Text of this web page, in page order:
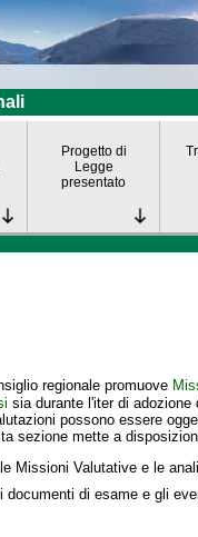
Progetto di
Legge
presentato
regionale promuove
sia durante l'iter di adozione
possono essere
sezione mette a
le Missioni Valutative e le
i documenti di esame e gli